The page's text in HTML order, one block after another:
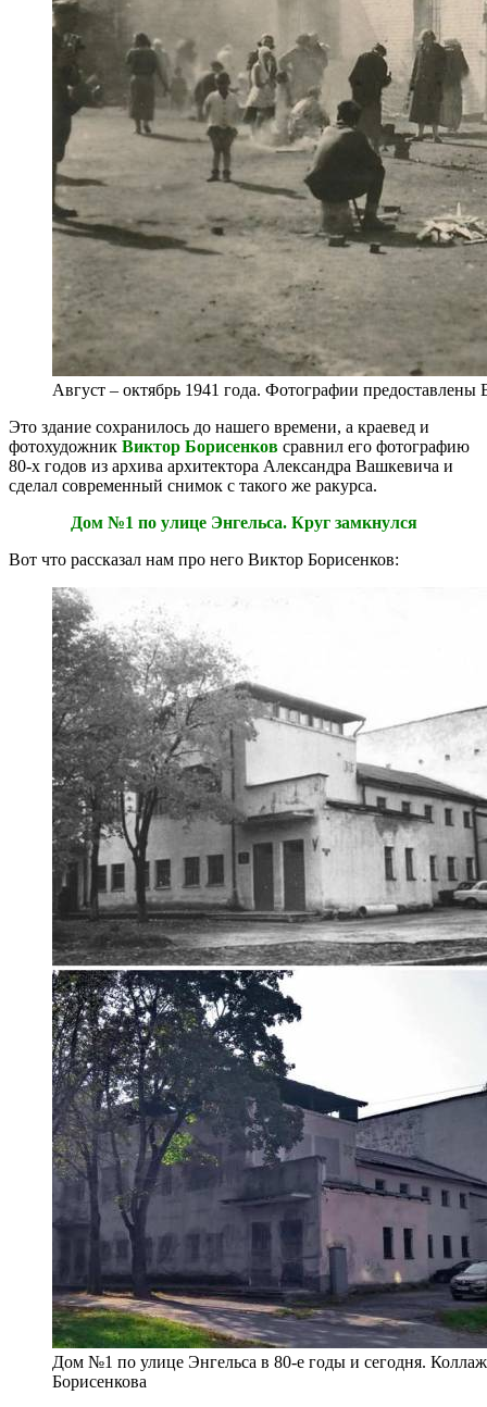
Август – октябрь 1941 года. Фотографии
Это здание сохранилось до нашего времени, а краевед и
фотохудожник Виктор Борисенков сравнил его фотографию
80-х годов из архива архитектора Александра Вашкевича и
сделал современный снимок с такого же ракурса.
Дом №1 по улице Энгельса. Круг замкнулся
Вот что рассказал нам про него Виктор Борисенков:
Дом №1 по улице Энгельса в 80-е годы и сегодня.
Борисенкова